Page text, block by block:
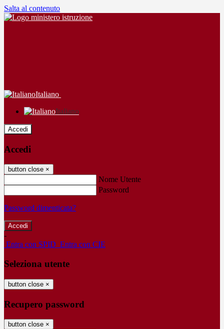
Salta al contenuto
Italiano
Italiano
Accedi
Accedi
button close ×
Nome Utente
Password
Password dimenticata?
-
Entra con SPID Entra con CIE
Seleziona utente
button close ×
Recupero password
button close ×